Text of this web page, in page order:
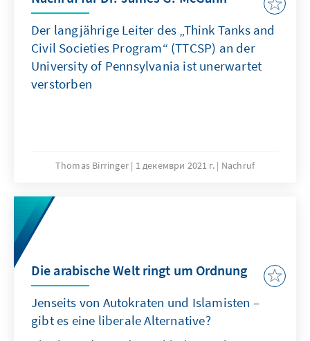
Der langjährige Leiter des „Think Tanks and
Civil Societies Program“ (TTCSP) an der
University of Pennsylvania ist unerwartet
verstorben
Thomas Birringer 1 декември 2021 г. Nachruf
Die arabische Welt ringt um Ordnung
Jenseits von Autokraten und Islamisten –
gibt es eine liberale Alternative?